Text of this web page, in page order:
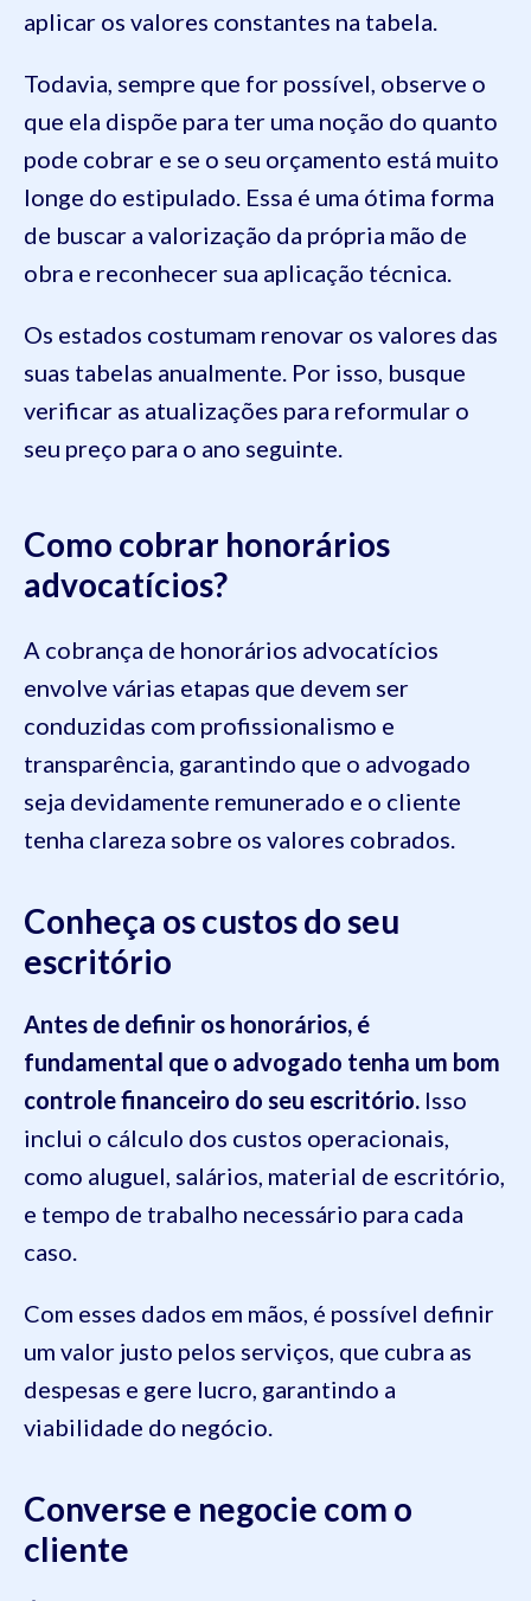
aplicar os valores constantes na tabela.
Todavia, sempre que for possível, observe o
que ela dispõe para ter uma noção do quanto
pode cobrar e se o seu orçamento está muito
longe do estipulado. Essa é uma ótima forma
de buscar a valorização da própria mão de
obra e reconhecer sua aplicação técnica.
Os estados costumam renovar os valores das
suas tabelas anualmente. Por isso, busque
verificar as atualizações para reformular o
seu preço para o ano seguinte.
Como cobrar honorários
advocatícios?
A cobrança de honorários advocatícios
envolve várias etapas que devem ser
conduzidas com profissionalismo e
transparência, garantindo que o advogado
seja devidamente remunerado e o cliente
tenha clareza sobre os valores cobrados.
Conheça os custos do seu
escritório
Antes de definir os honorários, é
fundamental que o advogado tenha um bom
controle financeiro do seu escritório. Isso
inclui o cálculo dos custos operacionais,
como aluguel, salários, material de escritório,
e tempo de trabalho necessário para cada
caso.
Com esses dados em mãos, é possível definir
um valor justo pelos serviços, que cubra as
despesas e gere lucro, garantindo a
viabilidade do negócio.
Converse e negocie com o
cliente